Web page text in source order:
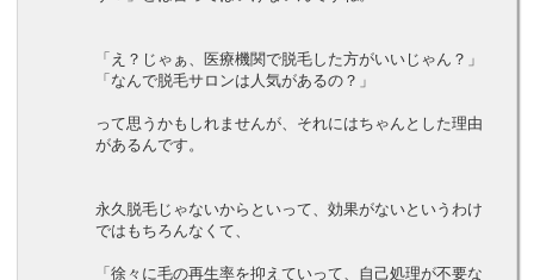
「え？じゃぁ、医療機関で脱毛した方がいいじゃん？」
「なんで脱毛サロンは人気があるの？」
って思うかもしれませんが、それにはちゃんとした理由
があるんです。
永久脱毛じゃないからといって、効果がないというわけ
ではもちろんなくて、
「徐々に毛の再生率を抑えていって、自己処理が不要な